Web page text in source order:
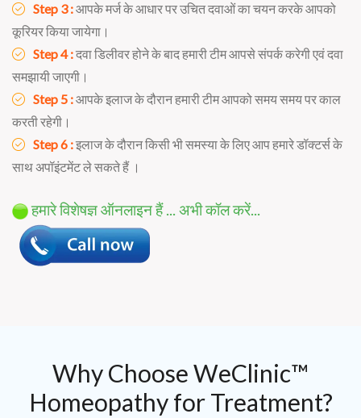
Step 3 :आपके मर्ज के आधार पर उचित दवाओं का चयन करके आपको
कूरियर किया जायेगा।
Step 4 :दवा डिलीवर होने के बाद हमारी टीम आपसे संपर्क करेगी एवं दवा
समझायी जाएगी।
Step 5 :आपके इलाज के दौरान हमारी टीम आपको समय समय पर काल
करती रहेगी।
Step 6 :इलाज के दौरान किसी भी समस्या के लिए आप हमारे डॉक्टर्स के
साथ अपॉइंटमेंट ले सकते हैं ।
हमारे विशेषज्ञ ऑनलाइन हैं ... अभी कॉल करें...
Why Choose WeClinic™
Homeopathy for Treatment?